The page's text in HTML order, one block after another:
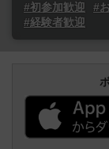
#初参加歓迎
#
#経験者歓迎